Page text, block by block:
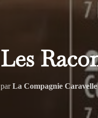
Les
parLa Compagnie Caravelle